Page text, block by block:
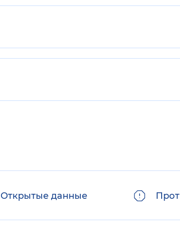
Открытые данные